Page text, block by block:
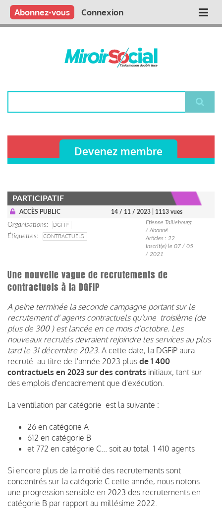
Aller
contenu
Main
Qui sommes nous ?
Vous publiez
Nous publions
Contactez-nous
Abonnez-vous Connexion
Devenez membre
PARTICIPATIF
ACCÈS PUBLIC 14 / 11 / 2023 | 1113 vues
Organisations
DGFIP
Étiquettes
CONTRACTUELS
Etienne Taillebourg
/ Abonné
Articles : 22
Inscrit(e) le 07 / 05
/ 2021
Une nouvelle vague de recrutements de
contractuels à la DGFIP
A peine terminée la seconde campagne portant sur le
recrutement d' agents contractuels qu'une troisième (de
plus de 300 ) est lancée en ce mois d’octobre. Les
nouveaux recrutés devraient rejoindre les services au plus
tard le 31 décembre 2023. A cette date, la DGFiP aura
recruté au titre de l'année 2023 plus de 1 400
contractuels en 2023 sur des contrats initiaux, tant sur
des emplois d'encadrement que d'exécution.
La ventilation par catégorie est la suivante :
26 en catégorie A
612 en catégorie B
et 772 en catégorie C... soit au total 1 410 agents
Si encore plus de la moitié des recrutements sont
concentrés sur la catégorie C cette année, nous notons
une progression sensible en 2023 des recrutements en
catégorie B par rapport au millésime 2022.